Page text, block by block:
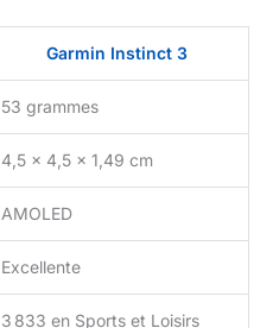
Garmin Instinct 3
53 grammes
4,5 x 4,5 x 1,49 cm
AMOLED
Excellente
3 833 en Sports et Loisirs